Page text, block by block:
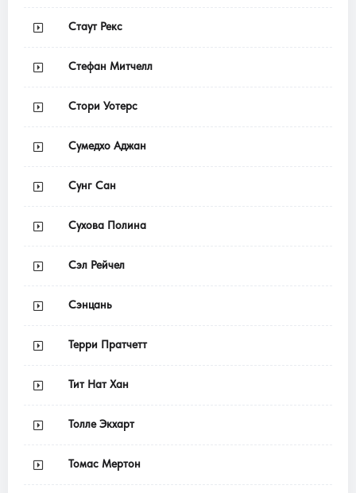
Стаут Рекс
Стефан Митчелл
Стори Уотерс
Сумедхо Аджан
Сунг Сан
Сухова Полина
Сэл Рейчел
Сэнцань
Терри Пратчетт
Тит Нат Хан
Толле Экхарт
Томас Мертон